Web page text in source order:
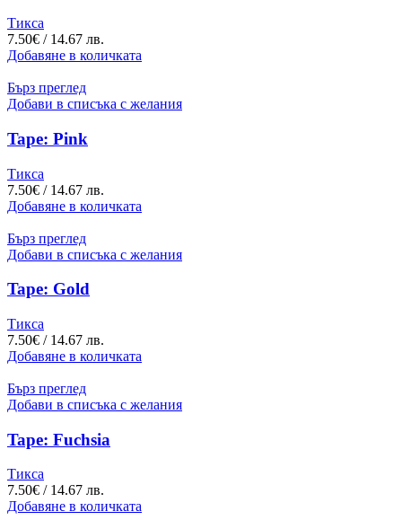
Тикса
7.50€ / 14.67 лв.
Добавяне в количката
Бърз преглед
Добави в списъка с желания
Tape: Pink
Тикса
7.50€ / 14.67 лв.
Добавяне в количката
Бърз преглед
Добави в списъка с желания
Tape: Gold
Тикса
7.50€ / 14.67 лв.
Добавяне в количката
Бърз преглед
Добави в списъка с желания
Tape: Fuchsia
Тикса
7.50€ / 14.67 лв.
Добавяне в количката